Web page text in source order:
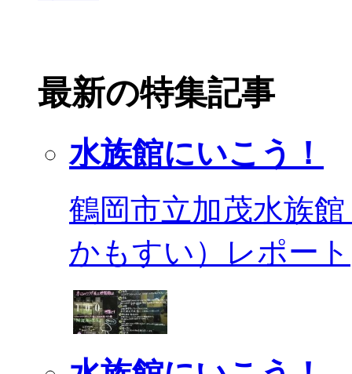
最新の特集記事
水族館にいこう！
鶴岡市立加茂水族
かもすい）レポート